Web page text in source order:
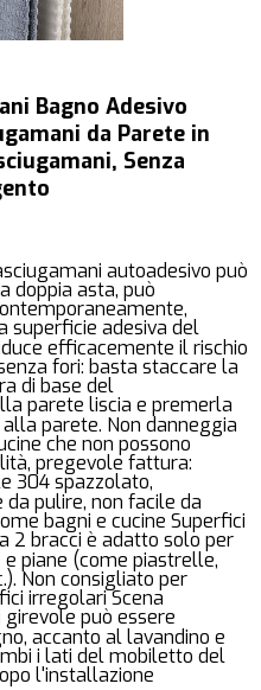
Bagno Adesivo
da Parete in
Senza
autoadesivo può
doppia asta, può
superficie adesiva del
efficacemente il rischio
fori: basta staccare la
di base del
parete liscia e premerla
parete. Non danneggia
che non possono
pregevole fattura:
304 spazzolato,
pulire, non facile da
bagni e cucine Superfici
2 bracci è adatto solo per
piane (come piastrelle,
Non consigliato per
irregolari Scena
può essere
accanto al lavandino e
i lati del mobiletto del
l'installazione